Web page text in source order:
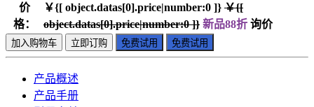
价
格：
￥{[ object.datas[0].price|number:0 ]} ￥{[
object.datas[0].price|number:0 ]} 新品88折 询价
加入购物车 立即订购 免费试用 免费试用
产品概述
产品手册